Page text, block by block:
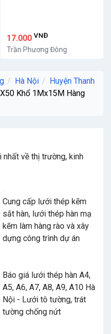
17.000 VNĐ
Trần Phương Đông
Hà Nội
Huyện Thanh
Khổ 1Mx15M Hàng
nhất về thị trường, kinh
Cung cấp lưới thép kẽm
sắt hàn, lưới thép hàn mạ
kẽm làm hàng rào và xây
dựng công trình dự án
Báo giá lưới thép hàn A4,
A5, A6, A7, A8, A9, A10 Hà
Nội - Lưới tô tường, trát
tường chống nứt